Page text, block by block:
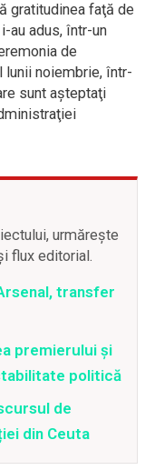
gratitudinea faţă de
au adus, într-un
de
lunii noiembrie, într-
sunt aşteptaţi
urmărește
flux editorial.
transfer
premierului și
politică
de
din Ceuta